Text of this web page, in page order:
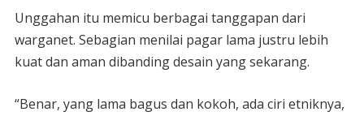
Unggahan itu memicu berbagai tanggapan dari
warganet. Sebagian menilai pagar lama justru lebih
kuat dan aman dibanding desain yang sekarang.
“Benar, yang lama bagus dan kokoh, ada ciri etniknya,